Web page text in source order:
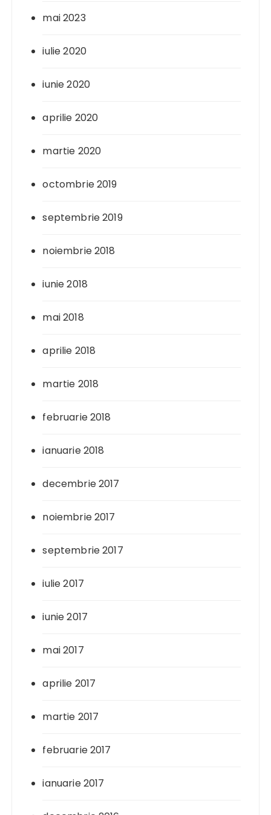
mai 2023
iulie 2020
iunie 2020
aprilie 2020
martie 2020
octombrie 2019
septembrie 2019
noiembrie 2018
iunie 2018
mai 2018
aprilie 2018
martie 2018
februarie 2018
ianuarie 2018
decembrie 2017
noiembrie 2017
septembrie 2017
iulie 2017
iunie 2017
mai 2017
aprilie 2017
martie 2017
februarie 2017
ianuarie 2017